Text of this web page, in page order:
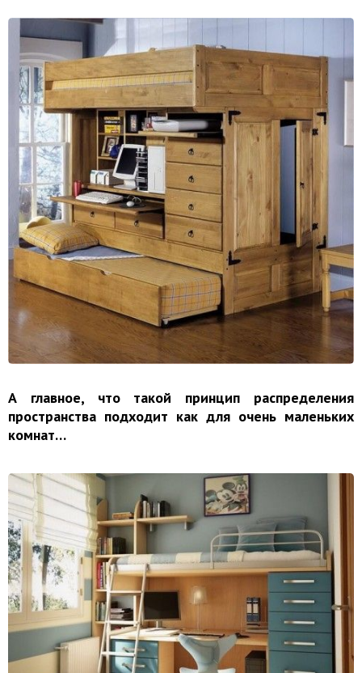
А главное, что такой принцип распределения
пространства подходит как для очень маленьких
комнат…